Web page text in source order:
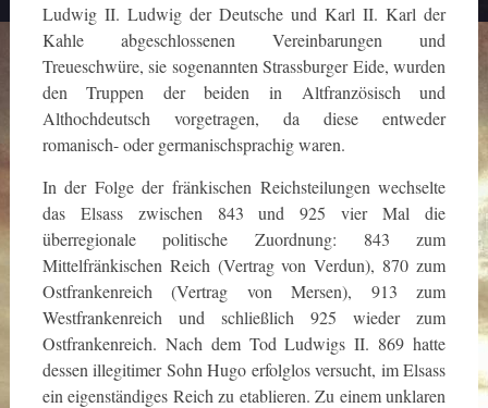
Ludwig II. Ludwig der Deutsche und Karl II. Karl der
Kahle abgeschlossenen Vereinbarungen und
Treueschwüre, sie sogenannten Strassburger Eide, wurden
den Truppen der beiden in Altfranzösisch und
Althochdeutsch vorgetragen, da diese entweder
romanisch- oder germanischsprachig waren.
In der Folge der fränkischen Reichsteilungen wechselte
das Elsass zwischen 843 und 925 vier Mal die
überregionale politische Zuordnung: 843 zum
Mittelfränkischen Reich (Vertrag von Verdun), 870 zum
Ostfrankenreich (Vertrag von Mersen), 913 zum
Westfrankenreich und schließlich 925 wieder zum
Ostfrankenreich. Nach dem Tod Ludwigs II. 869 hatte
dessen illegitimer Sohn Hugo erfolglos versucht, im Elsass
ein eigenständiges Reich zu etablieren. Zu einem unklaren